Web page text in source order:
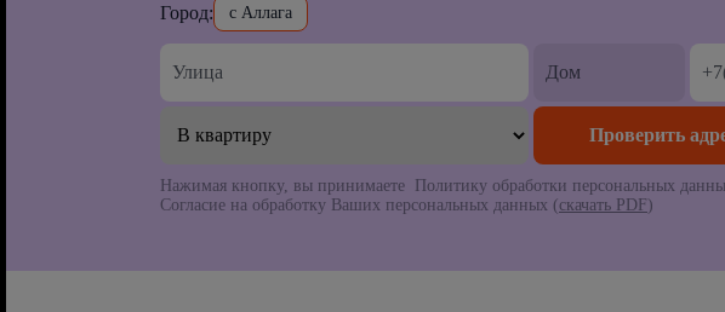
Город: с Аллага
Нажимая кнопку, вы принимаете Политику обработки персональных
Согласие на обработку Ваших персональных данных (скачать PDF)